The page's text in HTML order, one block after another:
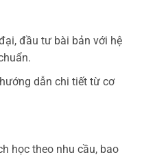
đầu tư bài bản với hệ
dẫn chi tiết từ cơ
học theo nhu cầu, bao